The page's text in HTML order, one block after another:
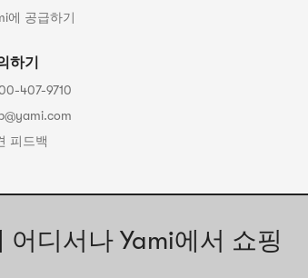
에 공급하기
하기
407-9710
피드백
디서나 Yami에서 쇼핑